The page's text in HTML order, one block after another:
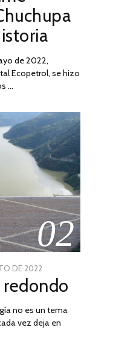
DE
2026
de 2022,
Ecopetrol, se hizo
…
02
DE 2022
DE
DE
2022
no es un tema
vez deja en